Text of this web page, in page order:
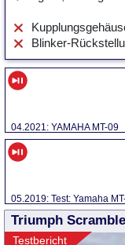
Blinker-
04.2021: YAMAHA MT-09
05.2019: Test: Yamaha
Triumph
Testbericht